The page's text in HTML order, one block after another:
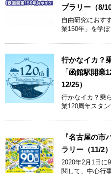
プラリー（8/
自由研究におす
業150年」を学
行かなイカ？
「函館駅開業
12/25）
行かなイカ？乗
業120周年スタ
『名古屋の市
ラリー（11/2）
2020年2月1日に
関して、中心行